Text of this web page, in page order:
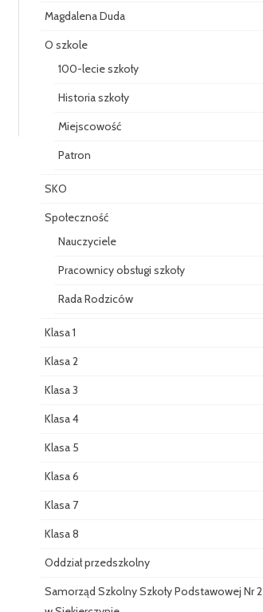
Magdalena Duda
O szkole
100-lecie szkoły
Historia szkoły
Miejscowość
Patron
SKO
Społeczność
Nauczyciele
Pracownicy obsługi szkoły
Rada Rodziców
Klasa 1
Klasa 2
Klasa 3
Klasa 4
Klasa 5
Klasa 6
Klasa 7
Klasa 8
Oddział przedszkolny
Samorząd Szkolny Szkoły Podstawowej Nr 2